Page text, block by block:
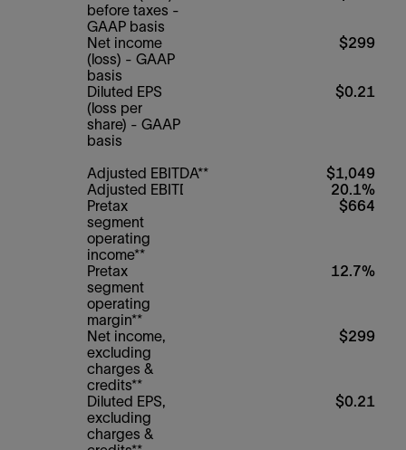
before taxes -
GAAP basis
Net income
(loss) - GAAP
basis
$299
Diluted EPS
(loss per
share) - GAAP
basis
$0.21
Adjusted EBITDA**
$1,049
Adjusted EBITDA margin**
20.1%
Pretax
segment
operating
income**
$664
Pretax
segment
operating
margin**
12.7%
Net income,
excluding
charges &
credits**
$299
Diluted EPS,
excluding
charges &
$0.21